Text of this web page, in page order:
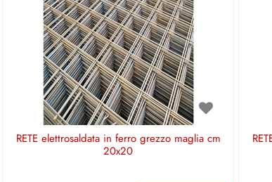
RETE elettrosaldata in ferro grezzo maglia cm
20x20